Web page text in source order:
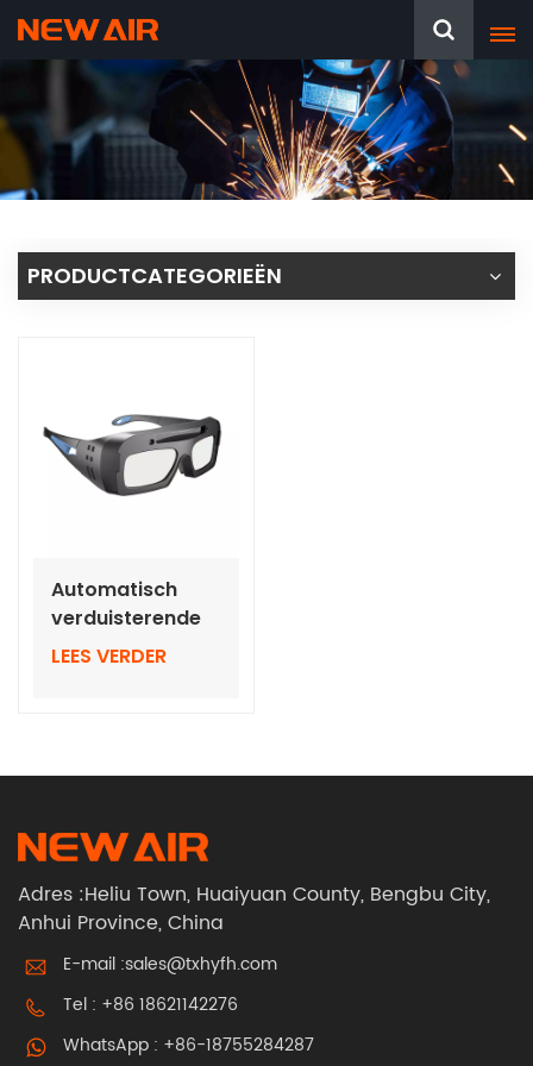
PRODUCTCATEGORIEËN
Automatisch
verduisterende
lasbril met True
LEES VERDER
Adres :Heliu Town, Huaiyuan County, Bengbu City,
Anhui Province, China
E-mail :sales@txhyfh.com
Tel : +86 18621142276
WhatsApp : +86-18755284287